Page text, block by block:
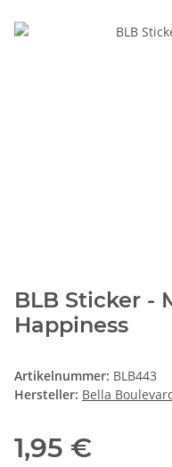
BLB Sticker -
Happiness
Artikelnummer: BLB443
Hersteller: Bella
1,95 €